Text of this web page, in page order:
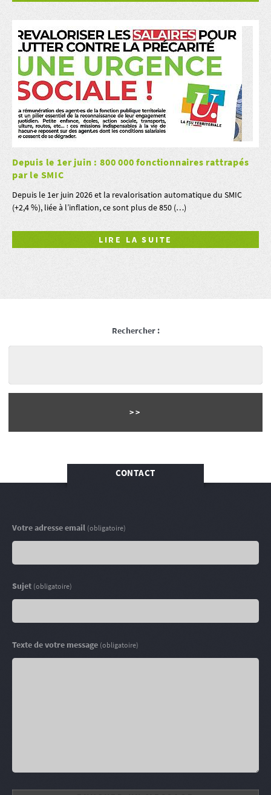
Depuis le 1er juin : 800 000 fonctionnaires rattrapés
par le SMIC
Depuis le 1er juin 2026 et la revalorisation automatique du SMIC
(+2,4 %), liée à l’inflation, ce sont plus de 850 (…)
LIRE LA SUITE
Rechercher :
CONTACT
Votre adresse email (obligatoire)
Sujet (obligatoire)
Texte de votre message (obligatoire)